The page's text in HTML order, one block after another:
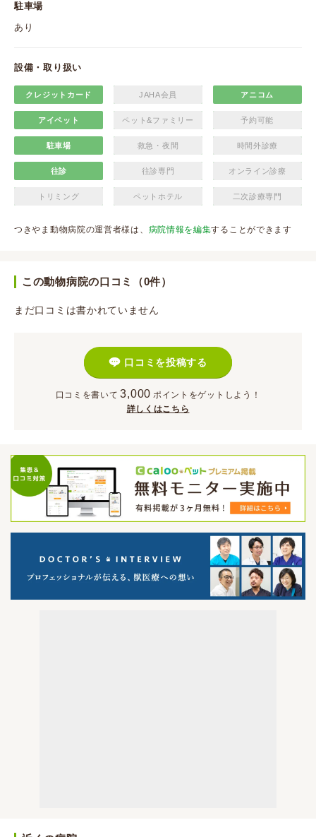
駐車場
あり
設備・取り扱い
クレジットカード JAHA会員 アニコム
アイペット ペット&ファミリー 予約可能
駐車場 救急・夜間 時間外診療
往診 往診専門 オンライン診療
トリミング ペットホテル 二次診療専門
つきやま動物病院の運営者様は、 病院情報を編集することができます
この動物病院の口コミ（0件）
まだ口コミは書かれていません
口コミを投稿する
口コミを書いて 3,000 ポイント をゲットしよう！
詳しくはこちら